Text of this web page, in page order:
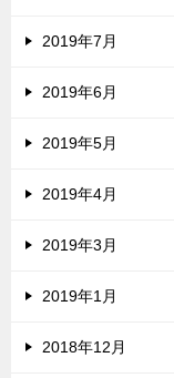
2019年7月
2019年6月
2019年5月
2019年4月
2019年3月
2019年1月
2018年12月